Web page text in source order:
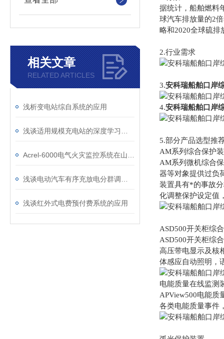
相关文章
RELATED ARTICLES
浅析变电站综自系统的应用
浅谈红外式电费预付费系统的应用
据统计，船舶燃料
球汽车排放量的2
略和2020全球硫排
2.行业需求
3.安科瑞船舶口岸
4.安科瑞船舶口岸
5.部分产品选型推
AM系列综合保护
AM系列微机综合
器等对象提供过负
装置具有*的事故
化调整保护设定值
ASD500开关柜综
ASD500开关柜综
高压带电显示及核
体感应自动照明，
电能质量在线监测
APView500电能质
各类电能质量事件